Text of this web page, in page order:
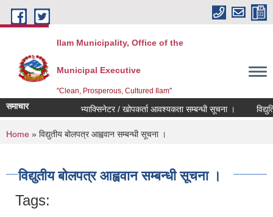
Skip to main content
Ilam Municipality, Office of the
Municipal Executive
"Clean, Prosperous, Cultured Ilam"
समाचार भ्याक्सिनेटर / खोपकर्ता आवश्यकता सम्बन्धी सूचना । विद्युतिय
You are here
Home » विद्युतीय बोलपत्र आह्ववान सम्बन्धी सूचना ।
विद्युतीय बोलपत्र आह्ववान सम्बन्धी सूचना ।
Tags: